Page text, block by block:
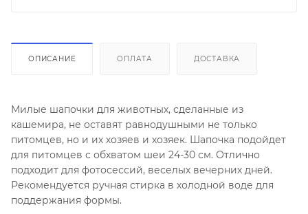
ОПИСАНИЕ ОПЛАТА ДОСТАВКА
Милые шапочки для животных, сделанные из
кашемира, не оставят равнодушными не только
питомцев, но и их хозяев и хозяек. Шапочка подойдет
для питомцев с обхватом шеи 24-30 см. Отлично
подходит для фотосессий, веселых вечерних дней.
Рекомендуется ручная стирка в холодной воде для
поддержания формы.